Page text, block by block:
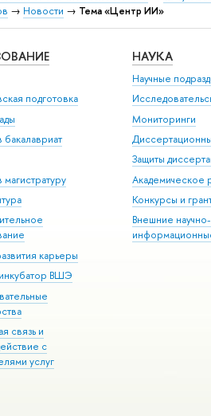
→ Новости → Тема «Центр ИИ»
подготовка
карьеры
ВШЭ
связь и
с
услуг
НАУКА
Научные
Мониторинги
Защиты
Академическое
Конкурсы и
Внешние научно-